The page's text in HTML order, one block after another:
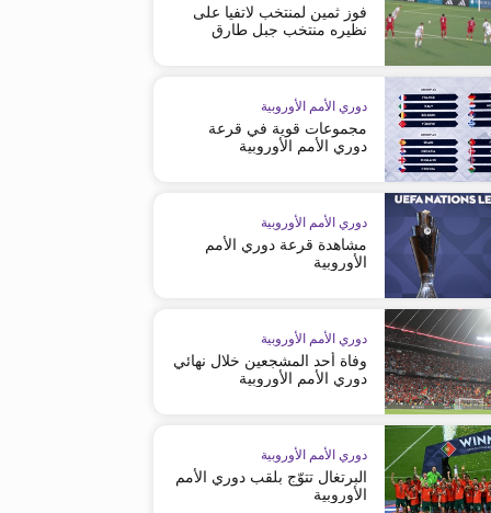
فوز ثمين لمنتخب لاتفيا على
نظيره منتخب جبل طارق
دوري الأمم الأوروبية
مجموعات قوية في قرعة
دوري الأمم الأوروبية
دوري الأمم الأوروبية
مشاهدة قرعة دوري الأمم
الأوروبية
دوري الأمم الأوروبية
وفاة أحد المشجعين خلال نهائي
دوري الأمم الأوروبية
دوري الأمم الأوروبية
البرتغال تتوّج بلقب دوري الأمم
الأوروبية